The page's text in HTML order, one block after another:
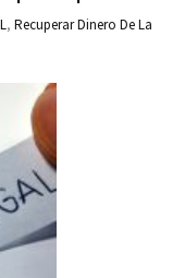
, Recuperar Dinero De La